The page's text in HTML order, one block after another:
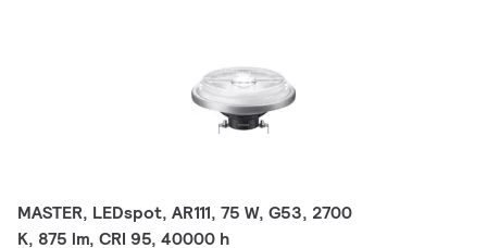
MASTER, LEDspot, AR111, 75 W, G53, 2700
K, 875 lm, CRI 95, 40000 h